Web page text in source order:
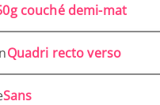
couché demi-mat
Quadri recto verso
Sans